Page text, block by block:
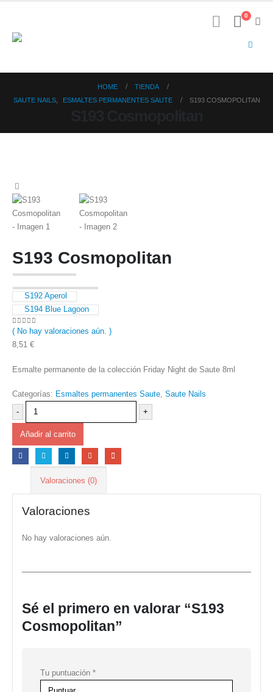
0
HOME
TIENDA
SAUTE NAILS, ESMALTES PERMANENTES SAUTE S193 COSMOPOLITAN
S193 Cosmopolitan
S192 Aperol
S194 Blue Lagoon
0 out of 5
( No hay valoraciones aún. )
8,51 €
Esmalte permanente de la colección Friday Night de Saute 8ml
Categorías: Esmaltes permanentes Saute, Saute Nails
-
+
Añadir al carrito
Valoraciones (0)
Valoraciones
No hay valoraciones aún.
Sé el primero en valorar “S193
Cosmopolitan”
Tu puntuación *